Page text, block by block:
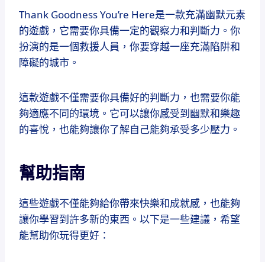
Thank Goodness You’re Here是一款充滿幽默元素
的遊戲，它需要你具備一定的觀察力和判斷力。你
扮演的是一個救援人員，你要穿越一座充滿陷阱和
障礙的城市。
這款遊戲不僅需要你具備好的判斷力，也需要你能
夠適應不同的環境。它可以讓你感受到幽默和樂趣
的喜悅，也能夠讓你了解自己能夠承受多少壓力。
幫助指南
這些遊戲不僅能夠給你帶來快樂和成就感，也能夠
讓你學習到許多新的東西。以下是一些建議，希望
能幫助你玩得更好：